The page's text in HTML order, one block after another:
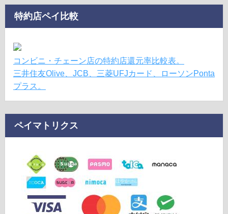
特約店ペイ比較
コンビニ・チェーン店の特約店還元率比較表。
三井住友Olive、JCB、三菱UFJカード、ローソンPonta
プラス。
ペイマトリクス